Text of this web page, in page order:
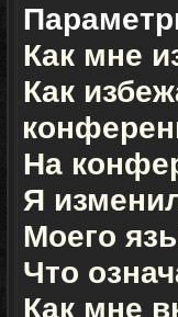
Как мне
Как
На
Я
Моего
Что
Как мне